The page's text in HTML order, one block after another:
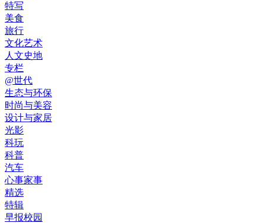
特写
美食
旅行
文化艺术
人文史地
专栏
@世代
生态与环保
时尚与美容
设计与家居
光影
科玩
科普
汽车
心事家事
精选
特辑
早报校园